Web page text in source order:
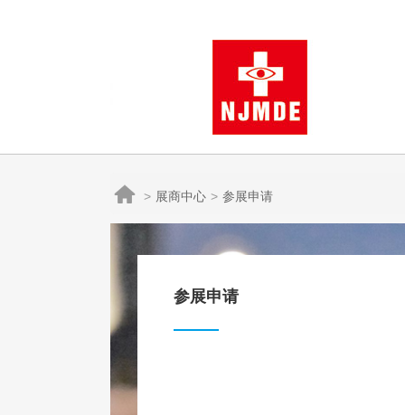
 展商中心 参展申请
参展申请